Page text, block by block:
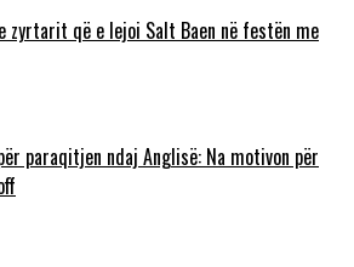
zyrtarit që e lejoi Salt Baen në festën me
paraqitjen ndaj Anglisë: Na motivon për